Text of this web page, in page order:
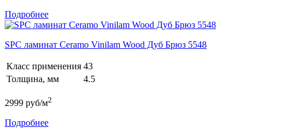
Подробнее
SPC ламинат Ceramo Vinilam Wood Дуб Брюз 5548
Класс применения 43
Толщина, мм
4.5
2999 руб/м2
Подробнее